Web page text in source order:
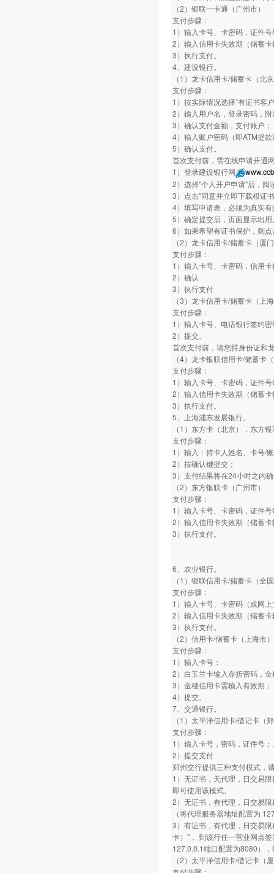
（2）银联一卡通（广州市）
支付步骤：
1）输入卡号、卡密码，证件
2）输入信用卡失效期（储蓄
3）执行支付。
4、建设银行。
（1）龙卡信用卡/储蓄卡（北
支付步骤：
1）按实际情况选择“有证书客
2）输入用户名，登录密码，
3）确认支付金额，支付账户；
4）输入账户密码（即ATM提
5）确认支付。
首次支付前，需在线申请开通
1）登录建设银行网
2）选择"个人开户申请"后，阅
3）点击"同意并立即下载根证
4）填写申请表，必须为真实
5）确定提交后，页面显示出
6）如果希望有证书保护，则
（2）龙卡信用卡/储蓄卡（厦
支付步骤：
1）输入卡号、卡密码，信用
2）确认
3）执行支付
（3）龙卡信用卡/储蓄卡（上
支付步骤：
1）输入卡号、电话银行签约
2）提交。
首次支付前，请您持身份证和
（4）龙卡银联信用卡/储蓄卡
支付步骤：
1）输入卡号、卡密码，证件
2）输入信用卡失效期（储蓄
3）执行支付。
5、上海浦东发展银行。
（1）东方卡（北京），东方
支付步骤：
1）输入：持卡人姓名、卡号/
2）按确认键提交；
3）支付结果将在24小时之内
（2）东方银联卡（广州市）
支付步骤：
1）输入卡号、卡密码，证件
2）输入信用卡失效期（储蓄
3）执行支付。
6、农业银行。
（1）银联信用卡/储蓄卡（全
支付步骤：
1）输入卡号、卡密码（或网
2）输入信用卡失效期（储蓄
3）执行支付。
（2）信用卡/储蓄卡（上海市）
支付步骤：
1）输入卡号；
2）白玉兰卡输入存折密码，
3）金穗信用卡需输入有效期；
4）提交。
7、交通银行。
（1）太平洋信用卡/借记卡（
支付步骤：
1）输入卡号，密码，证件号；
2）提交支付
郑州交行提供三种支付模式，
1）无证书，无代理，日交易
即可使用该模式。
2）无证书，有代理，日交易
（将代理服务器地址配置为
3）有证书，有代理，日交易
卡）"， 到该行任一营业网点
127.0.0.1端口配置为8080）
（2）太平洋信用卡/借记卡（